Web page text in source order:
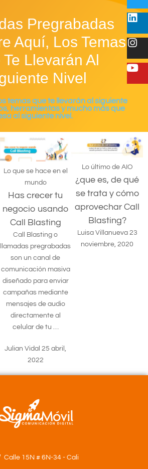
Pregrabadas
Aquí, Los Temas
Llevarán Al
Nivel
temas que te llevarán al siguiente
herramientas y mucho más que
al siguiente nivel.
Lo que se hace en el
mundo
Has crecer tu
negocio usando
Call Blasting
Call Blasting o
llamadas pregrabadas
son un canal de
comunicación masiva
diseñado para enviar
campañas mediante
mensajes de audio
directamente al
celular de tu …
Julian Vidal25 abril,
2022
Lo último de AIO
¿que es, de qué
se trata y cómo
aprovechar Call
Blasting?
Luisa Villanueva 23
noviembre, 2020
Calle 15N # 6N-34 - Cali